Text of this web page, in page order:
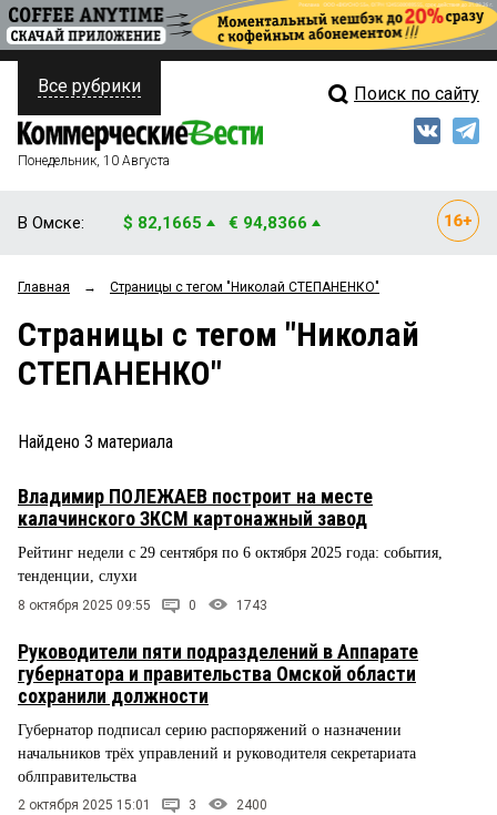
ПОЛИТИКА
ФИНАНСЫ
ОБЩЕСТВО
ЗАКОН
ПРОИСШЕСТВИЯ
СТИЛЬ ЖИЗНИ
Свежий выпуск
Мнения
Рейтинги
Все рубрики Поиск по сайту
Понедельник, 10 Августа
В Омске: $ 82,1665 € 94,8366
Главная → Страницы c тегом "Николай СТЕПАНЕНКО"
Страницы c тегом "Николай
СТЕПАНЕНКО"
Найдено 3 материала
Владимир ПОЛЕЖАЕВ построит на месте
калачинского ЗКСМ картонажный завод
Рейтинг недели с 29 сентября по 6 октября 2025 года: события,
тенденции, слухи
8 октября 2025 09:55 0 1743
Руководители пяти подразделений в Аппарате
губернатора и правительства Омской области
сохранили должности
Губернатор подписал серию распоряжений о назначении
начальников трёх управлений и руководителя секретариата
облправительства
2 октября 2025 15:01 3 2400